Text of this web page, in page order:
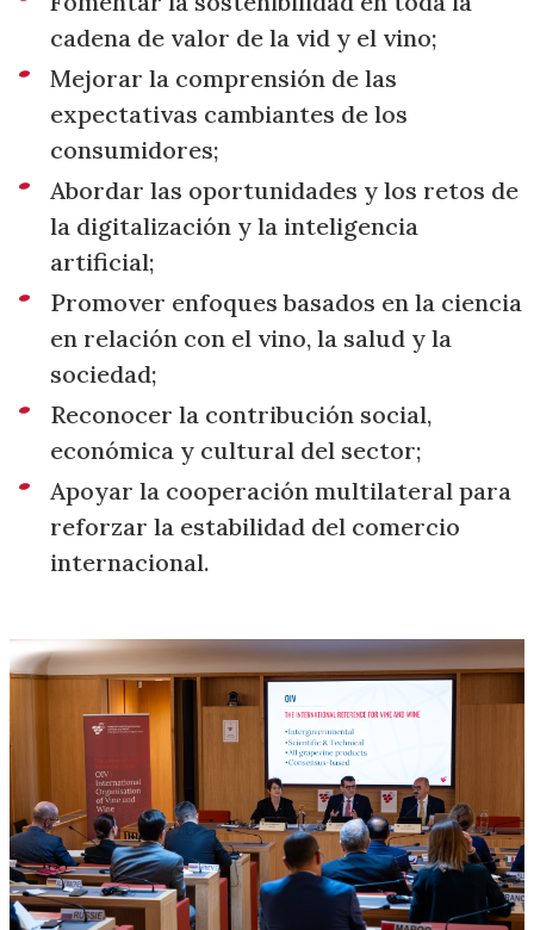
cadena de valor de la vid y el vino;
Mejorar la comprensión de las
expectativas cambiantes de los
consumidores;
Abordar las oportunidades y los retos de
la digitalización y la inteligencia
artificial;
Promover enfoques basados en la ciencia
en relación con el vino, la salud y la
sociedad;
Reconocer la contribución social,
económica y cultural del sector;
Apoyar la cooperación multilateral para
reforzar la estabilidad del comercio
internacional.